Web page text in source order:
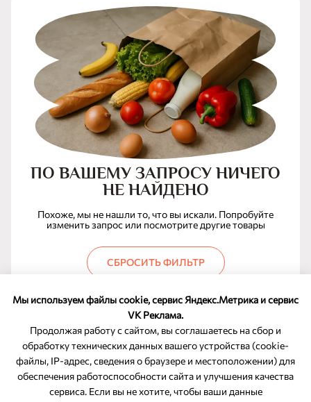
Мы используем файлы cookie, сервис Яндекс.Метрика и сервис
VK Реклама.
Продолжая работу с сайтом, вы соглашаетесь на сбор и
обработку технических данных вашего устройства (cookie-
файлы, IP-адрес, сведения о браузере и местоположении) для
обеспечения работоспособности сайта и улучшения качества
сервиса. Если вы не хотите, чтобы ваши данные
ПО ВАШЕМУ ЗАПРОСУ НИЧЕГО
НЕ НАЙДЕНО
Похоже, мы не нашли то, что вы искали. Попробуйте
изменить запрос или посмотрите другие товары
СБРОСИТЬ ФИЛЬТР
ОБРАТНАЯ СВЯЗЬ
8-800-350-46-10